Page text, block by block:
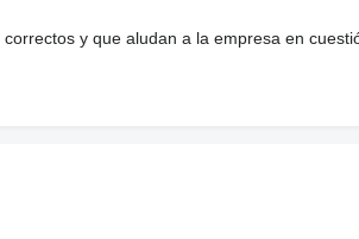
y que aludan a la empresa en